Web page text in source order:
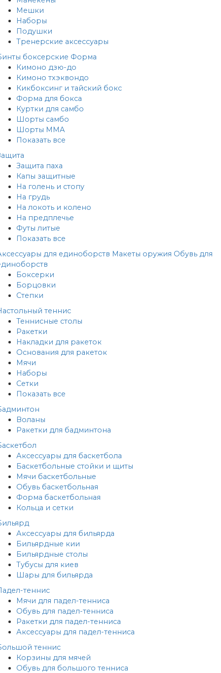
Мешки
Наборы
Подушки
Тренерские аксессуары
боксерские Форма
Кимоно дзю-до
Кимоно тхэквондо
Кикбоксинг и тайский бокс
Форма для бокса
Куртки для самбо
Шорты самбо
Шорты MMA
Показать все
Защита паха
Капы защитные
На голень и стопу
На грудь
На локоть и колено
На предплечье
Футы литые
Показать все
для единоборств Макеты оружия Обувь для
Боксерки
Борцовки
Степки
теннис
Теннисные столы
Ракетки
Накладки для ракеток
Основания для ракеток
Мячи
Наборы
Сетки
Показать все
Воланы
Ракетки для бадминтона
Аксессуары для баскетбола
Баскетбольные стойки и щиты
Мячи баскетбольные
Обувь баскетбольная
Форма баскетбольная
Кольца и сетки
Аксессуары для бильярда
Бильярдные кии
Бильярдные столы
Тубусы для киев
Шары для бильярда
теннис
Мячи для падел-тенниса
Обувь для падел-тенниса
Ракетки для падел-тенниса
Аксессуары для падел-тенниса
теннис
Корзины для мячей
Обувь для большого тенниса